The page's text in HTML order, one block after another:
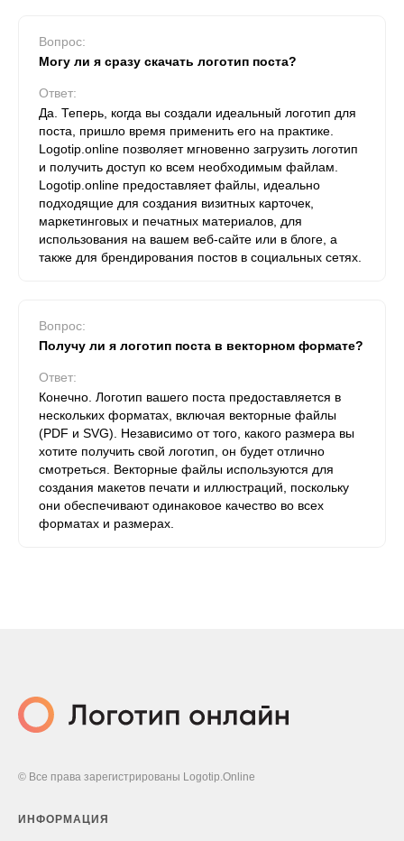
Вопрос:
Могу ли я сразу скачать логотип поста?
Ответ:
Да. Теперь, когда вы создали идеальный логотип для
поста, пришло время применить его на практике.
Logotip.online позволяет мгновенно загрузить логотип
и получить доступ ко всем необходимым файлам.
Logotip.online предоставляет файлы, идеально
подходящие для создания визитных карточек,
маркетинговых и печатных материалов, для
использования на вашем веб-сайте или в блоге, а
также для брендирования постов в социальных сетях.
Вопрос:
Получу ли я логотип поста в векторном формате?
Ответ:
Конечно. Логотип вашего поста предоставляется в
нескольких форматах, включая векторные файлы
(PDF и SVG). Независимо от того, какого размера вы
хотите получить свой логотип, он будет отлично
смотреться. Векторные файлы используются для
создания макетов печати и иллюстраций, поскольку
они обеспечивают одинаковое качество во всех
форматах и ​​размерах.
© Все права зарегистрированы Logotip.Online
ИНФОРМАЦИЯ